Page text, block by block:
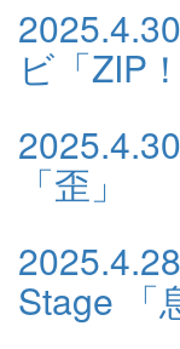
2025.4.30
ビ「ZIP！
2025.4.30
「歪」
2025.4.28
Stage 「